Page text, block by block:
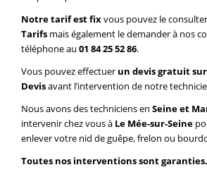
Notre tarif est fixvous pouvez le
Tarifs mais également le demander à nos
téléphone au 01 84 25 52 86.
Vous pouvez effectuer un devis gratuit
Devisavant l’intervention de notre
Nous avons des techniciens en Seine et
intervenir chez vous à Le Mée-sur-Seine
enlever votre nid de guêpe, frelon ou
Toutes nos interventions sont garanties.